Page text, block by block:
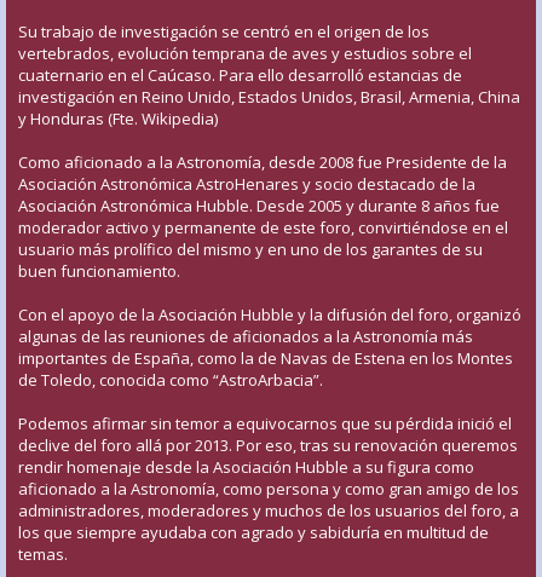
Su trabajo de investigación se centró en el origen de los
vertebrados, evolución temprana de aves y estudios sobre el
cuaternario en el Caúcaso. Para ello desarrolló estancias de
investigación en Reino Unido, Estados Unidos, Brasil, Armenia, China
y Honduras (Fte. Wikipedia)
Como aficionado a la Astronomía, desde 2008 fue Presidente de la
Asociación Astronómica AstroHenares y socio destacado de la
Asociación Astronómica Hubble. Desde 2005 y durante 8 años fue
moderador activo y permanente de este foro, convirtiéndose en el
usuario más prolífico del mismo y en uno de los garantes de su
buen funcionamiento.
Con el apoyo de la Asociación Hubble y la difusión del foro, organizó
algunas de las reuniones de aficionados a la Astronomía más
importantes de España, como la de Navas de Estena en los Montes
de Toledo, conocida como “AstroArbacia”.
Podemos afirmar sin temor a equivocarnos que su pérdida inició el
declive del foro allá por 2013. Por eso, tras su renovación queremos
rendir homenaje desde la Asociación Hubble a su figura como
aficionado a la Astronomía, como persona y como gran amigo de los
administradores, moderadores y muchos de los usuarios del foro, a
los que siempre ayudaba con agrado y sabiduría en multitud de
temas.